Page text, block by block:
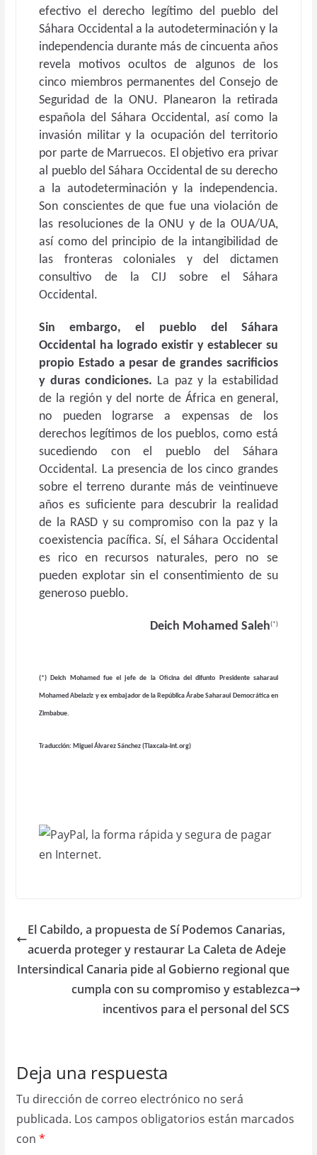
efectivo el derecho legítimo del pueblo del
Sáhara Occidental a la autodeterminación y la
independencia durante más de cincuenta años
revela motivos ocultos de algunos de los
cinco miembros permanentes del Consejo de
Seguridad de la ONU. Planearon la retirada
española del Sáhara Occidental, así como la
invasión militar y la ocupación del territorio
por parte de Marruecos. El objetivo era privar
al pueblo del Sáhara Occidental de su derecho
a la autodeterminación y la independencia.
Son conscientes de que fue una violación de
las resoluciones de la ONU y de la OUA/UA,
así como del principio de la intangibilidad de
las fronteras coloniales y del dictamen
consultivo de la CIJ sobre el Sáhara
Occidental.
Sin embargo, el pueblo del Sáhara
Occidental ha logrado existir y establecer su
propio Estado a pesar de grandes sacrificios
y duras condiciones. La paz y la estabilidad
de la región y del norte de África en general,
no pueden lograrse a expensas de los
derechos legítimos de los pueblos, como está
sucediendo con el pueblo del Sáhara
Occidental. La presencia de los cinco grandes
sobre el terreno durante más de veintinueve
años es suficiente para descubrir la realidad
de la RASD y su compromiso con la paz y la
coexistencia pacífica. Sí, el Sáhara Occidental
es rico en recursos naturales, pero no se
pueden explotar sin el consentimiento de su
generoso pueblo.
Deich Mohamed Saleh(*)
(*) Deich Mohamed fue el jefe de la Oficina del difunto Presidente saharaui
Mohamed Abelaziz y ex embajador de la República Árabe Saharaui Democrática en
Zimbabue.
Traducción: Miguel Álvarez Sánchez (Tlaxcala-int.org)
El Cabildo, a propuesta de Sí Podemos Canarias,
acuerda proteger y restaurar La Caleta de Adeje
Intersindical Canaria pide al Gobierno regional que
cumpla con su compromiso y establezca
incentivos para el personal del SCS
Deja una respuesta
Tu dirección de correo electrónico no será
publicada. Los campos obligatorios están marcados
con *